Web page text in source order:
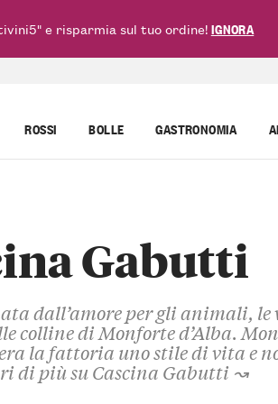
ROSSI BOLLE GASTRONOMIA
Gabutti
dall’amore per gli animali, le
colline di Monforte d’Alba.
la fattoria uno stile di vita e
di più su Cascina Gabutti ↝
e risparmia sul tuo ordine!IGNORA